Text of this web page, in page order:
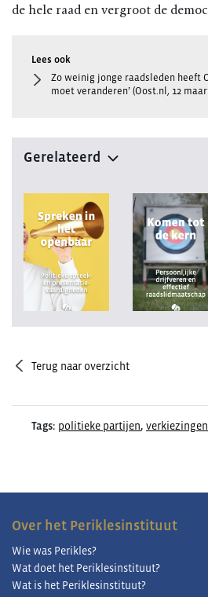
de hele raad en vergroot de
Zo weinig jonge raadsleden heeft
moet veranderen’ (Oost.nl, 12
Gerelateerd
Terug naar overzicht
Tags: politieke partijen, verkiezingen
Over het Periklesinstituut
Wie was Perikles?
Wat doet het Periklesinstituut?
Wat is het Periklesinstituut?